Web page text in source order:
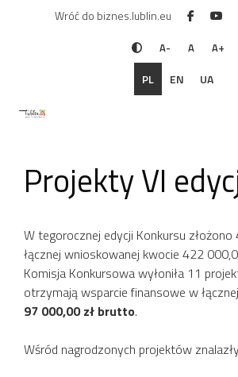
Wróć do biznes.lublin.eu
A- A A+
PL EN UA
Projekty VI
W tegorocznej edycji Konkursu
łącznej wnioskowanej kwocie 422
Komisja Konkursowa wyłoniła 11
otrzymają wsparcie finansowe w
97 000,00 zł brutto.
Wśród nagrodzonych projektów